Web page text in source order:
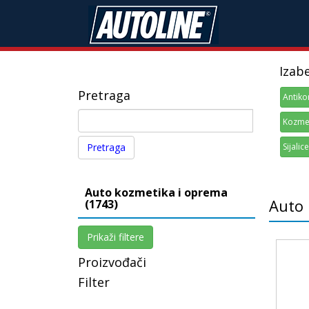
Pretraga
Auto kozmetika i oprema
(1743)
Prikaži filtere
Proizvođači
Filter
Sijalice
Auto